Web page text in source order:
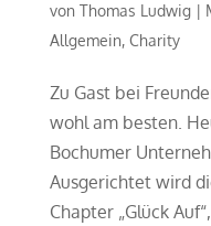
von Thomas Ludwig|
Allgemein, Charity
Zu Gast bei
wohl am besten.
Bochumer
Ausgerichtet wird
Chapter „Glück